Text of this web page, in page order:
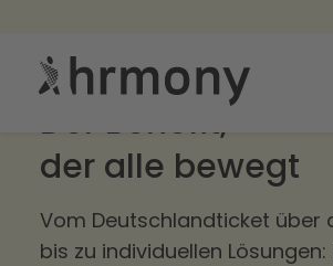
Hrmony Mobilität:
Der Benefit,
der alle bewegt
Vom Deutschlandticket über
bis zu individuellen Lösungen: